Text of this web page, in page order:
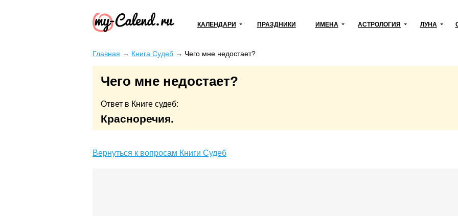
КАЛЕНДАРИ ПРАЗДНИКИ ИМЕНА АСТРОЛОГИЯ ЛУНА
Главная → Книга Судеб → Чего мне недостает?
Чего мне недостает?
Ответ в Книге судеб:
Красноречия.
Вернуться к вопросам Книги Судеб